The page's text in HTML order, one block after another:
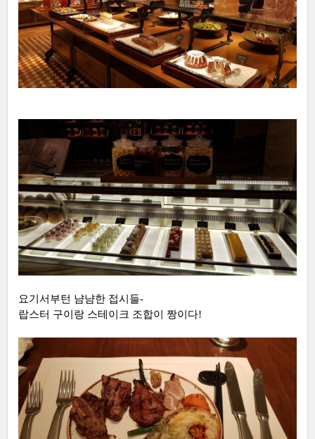
요기서부턴 냠냠한 접시들-
랍스터 구이랑 스테이크 조합이 짱이다!